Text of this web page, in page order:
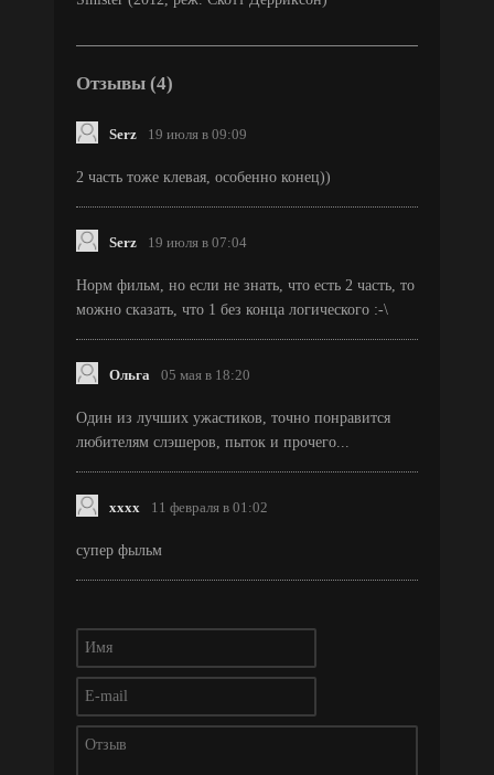
Отзывы (4)
Serz 19 июля в 09:09
2 часть тоже клевая, особенно конец))
Serz 19 июля в 07:04
Норм фильм, но если не знать, что есть 2 часть, то
можно сказать, что 1 без конца логического :-\
Ольга 05 мая в 18:20
Один из лучших ужастиков, точно понравится
любителям слэшеров, пыток и прочего...
хххх 11 февраля в 01:02
супер фыльм